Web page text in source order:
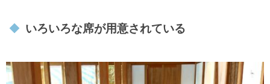
いろいろな席が用意されている